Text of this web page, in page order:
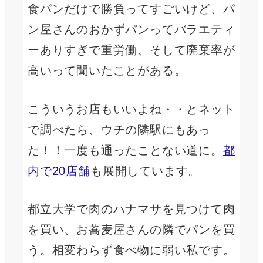
食パンだけで勝負ってすごいけど、パ
ン屋さんのおかずパンってバラエティ
ーありすぎで重労働、そして廃棄率が
高いって聞いたことがある。
こういうお店もいいよね・・とネット
で調べたら、ウチの隣駅にもあっ
た！！一度も通ったことない道に。 都
内で20店舗 も展開しています。
都立大学で肉のハナマサを見つけて肉
を買い、お蕎麦屋さんの隣でパンを買
う。相変わらず食べ物に弱い私です。